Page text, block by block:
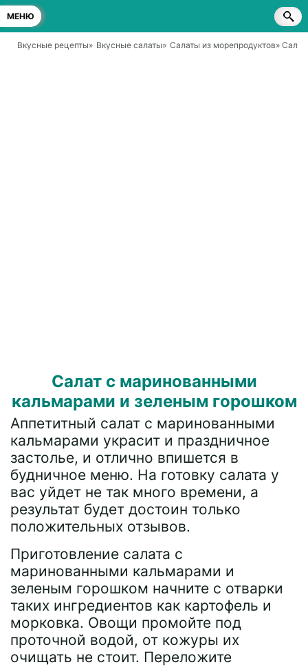
МЕНЮ
Вкусные рецепты» Вкусные салаты» Салаты из морепродуктов»
Салат с маринованными
кальмарами и зеленым горошком
Аппетитный салат с маринованными
кальмарами украсит и праздничное
застолье, и отлично впишется в
будничное меню. На готовку салата у
вас уйдет не так много времени, а
результат будет достоин только
положительных отзывов.
Приготовление салата с
маринованными кальмарами и
зеленым горошком начните с отварки
таких ингредиентов как картофель и
морковка. Овощи промойте под
проточной водой, от кожуры их
очищать не стоит. Переложите